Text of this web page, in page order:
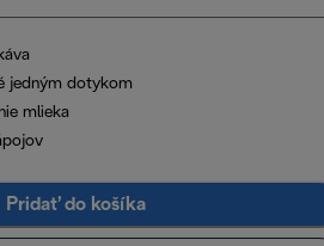
jedným dotykom
mlieka
Pridať do košíka